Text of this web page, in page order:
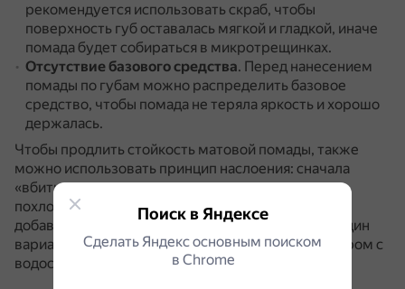
рекомендуется использовать скраб, чтобы
поверхность губ оставалась мягкой и гладкой, иначе
помада будет собираться в микротрещинках.
Отсутствие базового средства. Перед нанесением
помады по губам можно распределить базовое
средство, чтобы помада не теряла яркость и хорошо
держалась.
Чтобы продлить стойкость матовой помады, также
можно использовать принцип наслоения: сначала
«вбить» помаду подушечками пальцев мягкими
похлопывающими движениями, а второй слой
добавить уже самим стиком — с нажимом.
Ещё один
вариант — сбрызнуть результат спреем-фиксатором с
водостойкими свойствами.
Поиск в Яндексе
Сделать Яндекс основным поиском
в Сhrome